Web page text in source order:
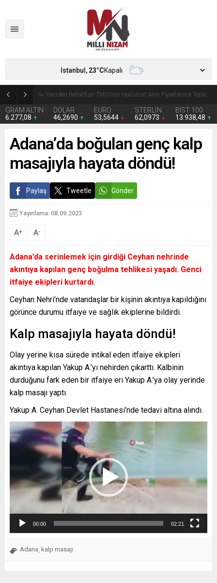
CHP’de Günaydın ve Başarır’ın grup başkanvekilliği düştü
GRAM ALTIN
6.277,08
DOLAR
46,2690
EURO
53,5644
STERLİN
62,0973
BIST 100
13.938,48
İstanbul, 23°CKapalı
Adana’da boğulan genç kalp
masajıyla hayata döndü!
Paylaş Tweetle Gönder
Yayınlama: 08.09.2023
A+ A-
Adana’da serinlemek için girdiği Ceyhan nehrinde
akıntıya kapılan genç boğulma tehlikesi yaşadı. Genci
itfaiye ekipleri kurtardı.
Ceyhan Nehri’nde vatandaşlar bir kişinin akıntıya kapıldığını
görünce durumu itfaiye ve sağlık ekiplerine bildirdi.
Kalp masajıyla hayata döndü!
Olay yerine kısa sürede intikal eden itfaiye ekipleri
akıntıya kapılan Yakup A.’yı nehirden çıkarttı. Kalbinin
durduğunu fark eden bir itfaiye eri Yakup A.’ya olay yerinde
kalp masajı yaptı.
Yakup A. Ceyhan Devlet Hastanesi’nde tedavi altına alındı.
Video
oynatıcı
00:00 02:21
Adana kalp masajı